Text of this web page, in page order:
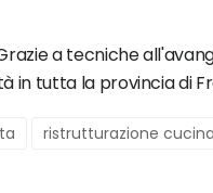
a tecniche
in tutta la provincia di
ristrutturazione cucina